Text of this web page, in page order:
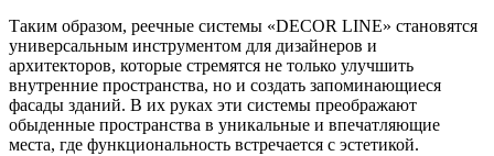
Таким образом, реечные системы «DECOR LINE» становятся
универсальным инструментом для дизайнеров и
архитекторов, которые стремятся не только улучшить
внутренние пространства, но и создать запоминающиеся
фасады зданий. В их руках эти системы преображают
обыденные пространства в уникальные и впечатляющие
места, где функциональность встречается с эстетикой.